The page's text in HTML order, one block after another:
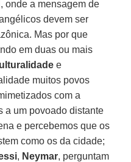
onde a mensagem de
devem ser
Mas por que
em duas ou mais
e
muitos povos
com a
a um povoado distante
e percebemos que os
como os da cidade;
, Neymar, perguntam